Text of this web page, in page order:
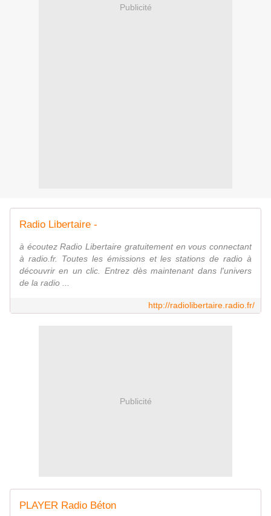
Publicité
Radio Libertaire -
à écoutez Radio Libertaire gratuitement en vous connectant
à radio.fr. Toutes les émissions et les stations de radio à
découvrir en un clic. Entrez dès maintenant dans l'univers
de la radio ...
http://radiolibertaire.radio.fr/
Publicité
PLAYER Radio Béton